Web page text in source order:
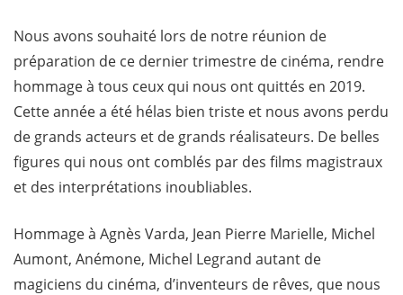
Nous avons souhaité lors de notre réunion de
préparation de ce dernier trimestre de cinéma, rendre
hommage à tous ceux qui nous ont quittés en 2019.
Cette année a été hélas bien triste et nous avons perdu
de grands acteurs et de grands réalisateurs. De belles
figures qui nous ont comblés par des films magistraux
et des interprétations inoubliables.
Hommage à Agnès Varda, Jean Pierre Marielle, Michel
Aumont, Anémone, Michel Legrand autant de
magiciens du cinéma, d’inventeurs de rêves, que nous